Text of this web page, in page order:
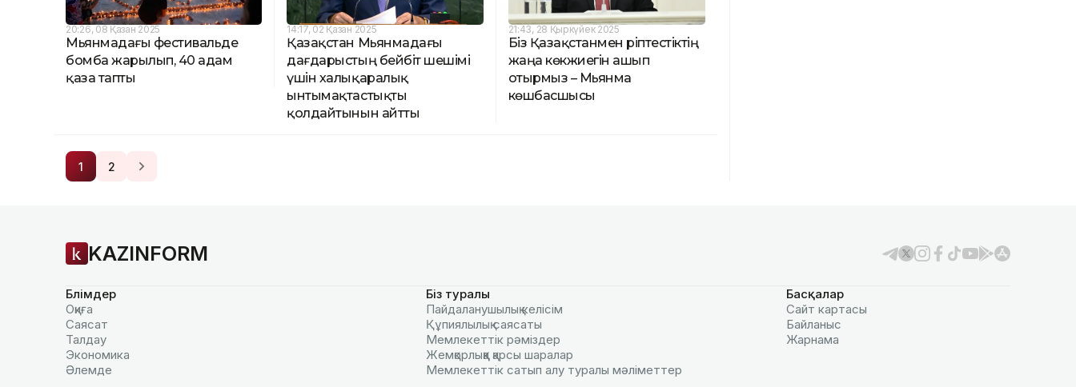
20:26, 08 Қазан 2025
Мьянмадағы фестивальде
бомба жарылып, 40 адам
қаза тапты
14:17, 02 Қазан 2025
Қазақстан Мьянмадағы
дағдарыстың бейбіт шешімі
үшін халықаралық
ынтымақтастықты
қолдайтынын айтты
21:43, 28 Қыркүйек 2025
Біз Қазақстанмен әріптестіктің
жаңа көкжиегін ашып
отырмыз – Мьянма
көшбасшысы
1 2
KAZINFORM
Бөлімдер
Оқиға
Саясат
Талдау
Экономика
Әлемде
Біз туралы
Пайдаланушылық келiciм
Құпиялылық саясаты
Мемлекеттік рәміздер
Жемқорлыққа қарсы шаралар
Мемлекеттік сатып алу туралы мәлiметтер
Басқалар
Сайт картасы
Байланыс
Жарнама